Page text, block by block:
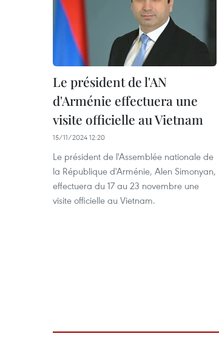
Le président de l'AN
d'Arménie effectuera une
visite officielle au Vietnam
15/11/2024 12:20
Le président de l'Assemblée nationale de
la République d'Arménie, Alen Simonyan,
effectuera du 17 au 23 novembre une
visite officielle au Vietnam.